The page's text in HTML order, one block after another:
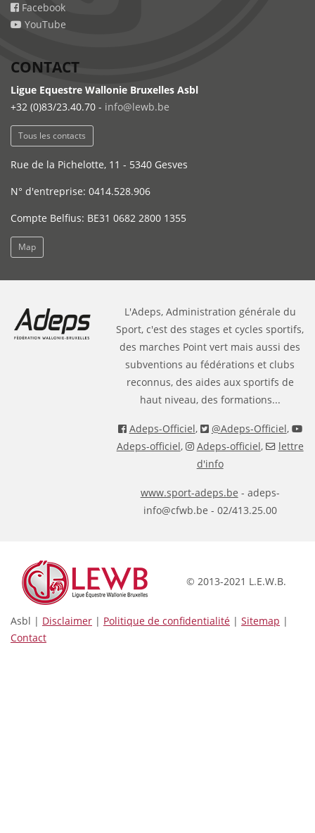
Facebook
YouTube
CONTACT
Ligue Equestre Wallonie Bruxelles Asbl
+32 (0)83/23.40.70 - info@lewb.be
Tous les contacts
Rue de la Pichelotte, 11 - 5340 Gesves
N° d'entreprise: 0414.528.906
Compte Belfius: BE31 0682 2800 1355
Map
L'Adeps, Administration générale du
Sport, c'est des stages et cycles sportifs,
des marches Point vert mais aussi des
subventions au fédérations et clubs
reconnus, des aides aux sportifs de
haut niveau, des formations...
Adeps-Officiel, @Adeps-Officiel,
Adeps-officiel, Adeps-officiel,
lettre
d'info
www.sport-adeps.be - adeps-
info@cfwb.be - 02/413.25.00
© 2013-2021 L.E.W.B.
Asbl | Disclaimer | Politique de confidentialité | Sitemap |
Contact